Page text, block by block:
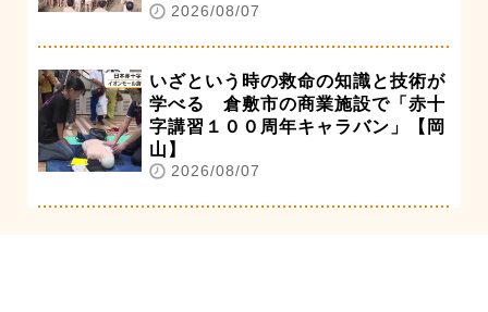
2026/08/07
いざという時の救命の知識と技術が
学べる 倉敷市の商業施設で「赤十
字講習１００周年キャラバン」【岡
山】
2026/08/07